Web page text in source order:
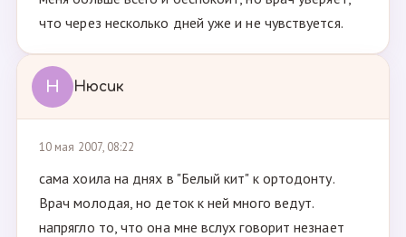
что через несколько дней уже и не чувствуется.
Н Нюсик
10 мая 2007, 08:22
сама хоила на днях в "Белый кит" к ортодонту.
Врач молодая, но деток к ней много ведут.
напрягло то, что она мне вслух говорит незнает